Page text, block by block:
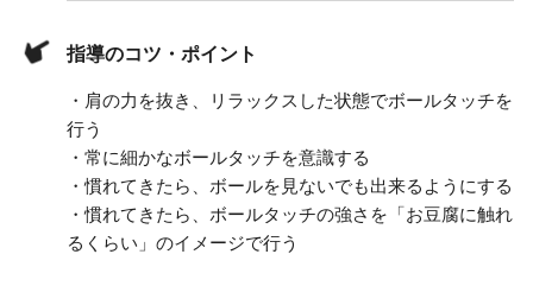
指導のコツ・ポイント
・肩の力を抜き、リラックスした状態でボールタッチを
行う
・常に細かなボールタッチを意識する
・慣れてきたら、ボールを見ないでも出来るようにする
・慣れてきたら、ボールタッチの強さを「お豆腐に触れ
るくらい」のイメージで行う